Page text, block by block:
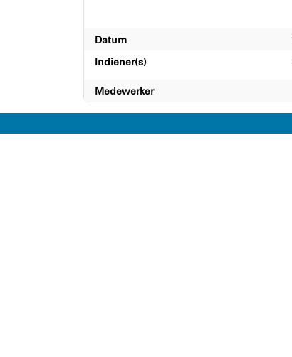
Datum
Indiener(s)
Medewerker